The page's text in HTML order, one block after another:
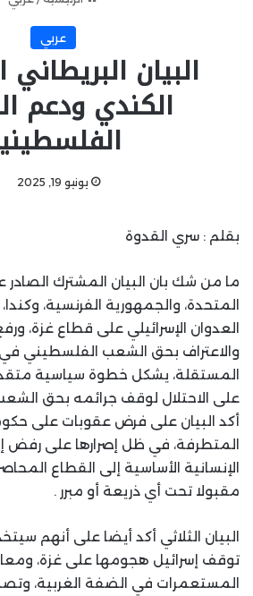
عربي
البيان
الكندي ودعم
يونيو 19, 2025
بقلم : سري القدوة
ما من شك بان البيان المشترك
المتحدة، والجمهورية الفرنسية،
العدوان الإسرائيلي على قطاع غزة،
والاعتراف بحق الشعب الفلسطيني
المستقلة، يشكل خطوة سياسية
على الاحتلال لوقف جرائمه بحق
أكد البيان على فرض عقوبات على
المتطرفة، في ظل إصرارها على رفض
الإنسانية الأساسية إلى القطاع
مقبولا تحت أي ذريعة أو مبرر .
البيان الثلاثي أكد أيضا على أنهم
توقف إسرائيل هجومها على غزة،
المستعمرات في الضفة الغربية،